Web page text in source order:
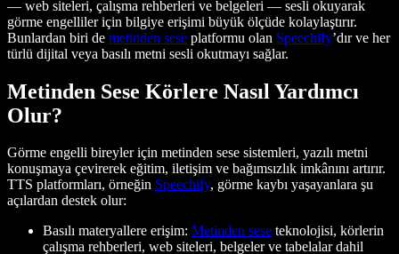
— web siteleri, çalışma rehberleri ve belgeleri — sesli okuyarak
görme engelliler için bilgiye erişimi büyük ölçüde kolaylaştırır.
Bunlardan biri de metinden sese platformu olan Speechify’dır ve her
türlü dijital veya basılı metni sesli okutmayı sağlar.
Metinden Sese Körlere Nasıl Yardımcı
Olur?
Görme engelli bireyler için metinden sese sistemleri, yazılı metni
konuşmaya çevirerek eğitim, iletişim ve bağımsızlık imkânını artırır.
TTS platformları, örneğin Speechify, görme kaybı yaşayanlara şu
açılardan destek olur:
Basılı materyallere erişim: Metinden sese teknolojisi, körlerin
çalışma rehberleri, web siteleri, belgeler ve tabelalar dahil